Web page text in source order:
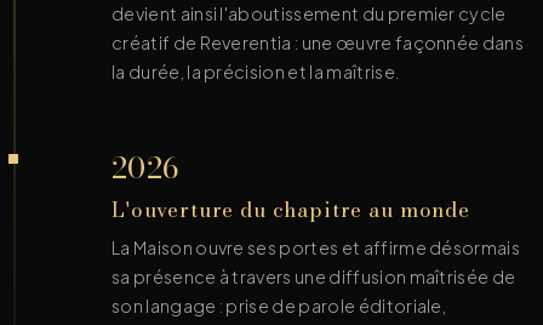
devient ainsi l'aboutissement du premier cycle
créatif de Reverentia : une œuvre façonnée dans
la durée, la précision et la maîtrise.
2026
L'ouverture du chapitre au monde
La Maison ouvre ses portes et affirme désormais
sa présence à travers une diffusion maîtrisée de
son langage : prise de parole éditoriale,